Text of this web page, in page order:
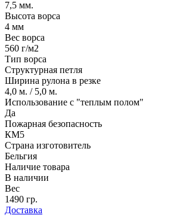
7,5 мм.
Высота ворса
4 мм
Вес ворса
560 г/м2
Тип ворса
Структурная петля
Ширина рулона в резке
4,0 м. / 5,0 м.
Использование с "теплым полом"
Да
Пожарная безопасность
КМ5
Страна изготовитель
Бельгия
Наличие товара
В наличии
Вес
1490 гр.
Доставка